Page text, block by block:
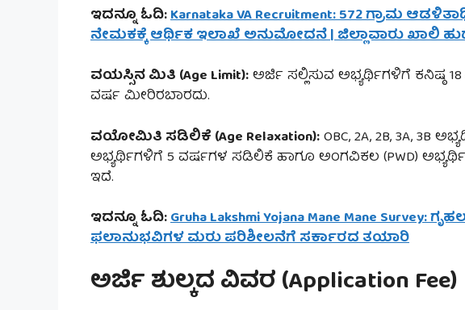
ಇದನ್ನೂ ಓದಿ:Karnataka VA Recruitment: 572 ಗ್ರಾಮ
ನೇಮಕಕ್ಕೆ ಆರ್ಥಿಕ ಇಲಾಖೆ ಅನುಮೋದನೆ | ಜಿಲ್ಲಾವಾರು ಖಾಲಿ
ವಯಸ್ಸಿನ ಮಿತಿ (Age Limit):ಅರ್ಜಿ ಸಲ್ಲಿಸುವ ಅಭ್ಯರ್ಥಿಗಳಿಗೆ ಕನಿಷ್ಠ
ವರ್ಷ ಮೀರಿರಬಾರದು.
ವಯೋಮಿತಿ ಸಡಿಲಿಕೆ (Age Relaxation):OBC, 2A, 2B, 3A, 3B
ಅಭ್ಯರ್ಥಿಗಳಿಗೆ 5 ವರ್ಷಗಳ ಸಡಿಲಿಕೆ ಹಾಗೂ ಅಂಗವಿಕಲ (PWD)
ಇದೆ.
ಇದನ್ನೂ ಓದಿ:Gruha Lakshmi Yojana Mane Mane
ಫಲಾನುಭವಿಗಳ ಮರು ಪರಿಶೀಲನೆಗೆ ಸರ್ಕಾರದ ತಯಾರಿ
ಅರ್ಜಿ ಶುಲ್ಕದ ವಿವರ (Application Fee)